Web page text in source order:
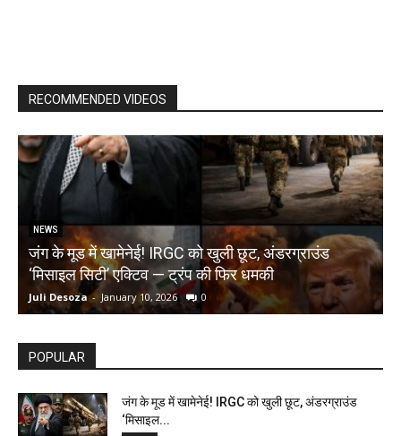
RECOMMENDED VIDEOS
NEWS
जंग के मूड में खामेनेई! IRGC को खुली छूट, अंडरग्राउंड
‘मिसाइल सिटी’ एक्टिव — ट्रंप की फिर धमकी
Juli Desoza - January 10, 2026 0
POPULAR
जंग के मूड में खामेनेई! IRGC को खुली छूट, अंडरग्राउंड
‘मिसाइल...